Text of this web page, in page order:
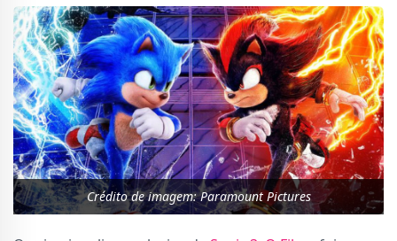
Crédito de imagem: Paramount Pictures